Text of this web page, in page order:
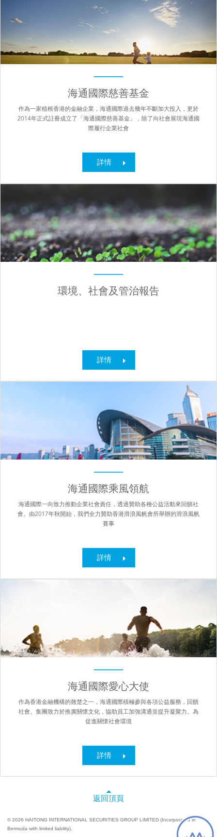
海通國際慈善基金
作為一家植根香港的金融企業，海通國際過去幾年不斷加大投入，更於
2014年正式註冊成立了「海通國際慈善基金」，除了向社會展現海通國
際履行企業社會
詳情
環境、社會及管治報告
詳情
海通國際乘風領航
海通國際一向致力推動企業社會責任，透過贊助各種公益活動來回饋社
會。由2017年秋開始，我們全力贊助香港滑浪風帆會所舉辦的滑浪風帆
賽事
詳情
海通國際愛心大使
作為香港金融機構的翹楚之一，海通國際積極參與各項公益服務，回饋
社會。集團致力於推廣關懷文化，協助員工加強溝通並提升凝聚力。為
促進關懷社會環境
詳情
返回頂頁
© 2026 HAITONG INTERNATIONAL SECURITIES GROUP LIMITED (Incorporated in
Bermuda with limited liability).